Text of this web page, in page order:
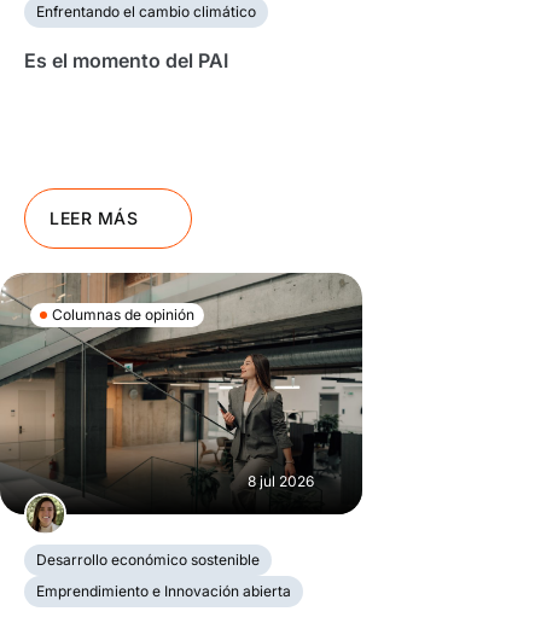
Enfrentando el cambio climático
Es el momento del PAI
LEER MÁS
Columnas de opinión
8 jul 2026
Desarrollo económico sostenible
Emprendimiento e Innovación abierta